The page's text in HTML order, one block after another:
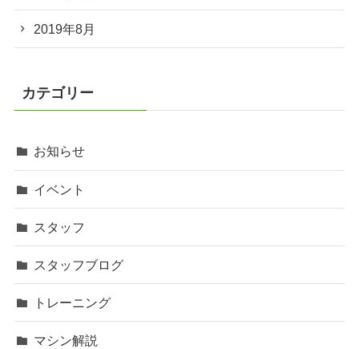
2019年8月
カテゴリー
お知らせ
イベント
スタッフ
スタッフブログ
トレーニング
マシン解説